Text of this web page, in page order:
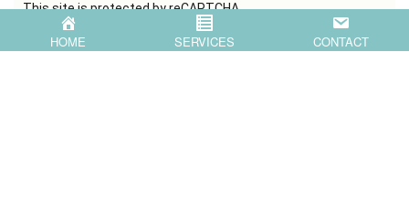
This site is protected by reCAPTCHA
and the Google
Terms of Service apply.
HOME SERVICES CONTACT